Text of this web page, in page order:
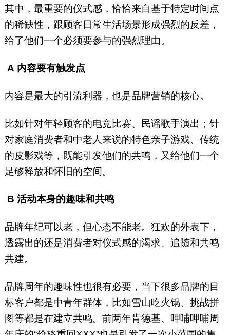
其中，最重要的仪式感，恰恰来自基于特定时间点
的稀缺性，跟顾客日常生活场景形成强烈的反差，
给了他们一个必须要参与的强烈理由。
A 内容要有触发点
内容是最大的引流利器，也是品牌营销的核心。
比如针对年轻顾客的电竞比赛、民谣歌手演出；针
对家庭消费者和中老人来说的特色亲子游戏、传统
的皮影戏等，既能引发他们的共鸣，又给他们一个
足够释放和怀旧的空间。
B 活动本身的趣味和共鸣
品牌年纪可以老，但心态不能老。狂欢的外表下，
透露出的还是消费者对仪式感的渴求、追随和共鸣
共建。
品牌周年的趣味性也很有必要，当下很多品牌的目
标客户都是中青年群体，比如雪山吃火锅、挑战拼
图等都是在建立共鸣。前两年肯德基、呷哺呷哺周